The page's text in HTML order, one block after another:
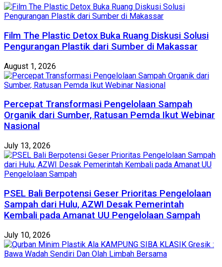
Film The Plastic Detox Buka Ruang Diskusi Solusi
Pengurangan Plastik dari Sumber di Makassar
August 1, 2026
Percepat Transformasi Pengelolaan Sampah
Organik dari Sumber, Ratusan Pemda Ikut Webinar
Nasional
July 13, 2026
PSEL Bali Berpotensi Geser Prioritas Pengelolaan
Sampah dari Hulu, AZWI Desak Pemerintah
Kembali pada Amanat UU Pengelolaan Sampah
July 10, 2026